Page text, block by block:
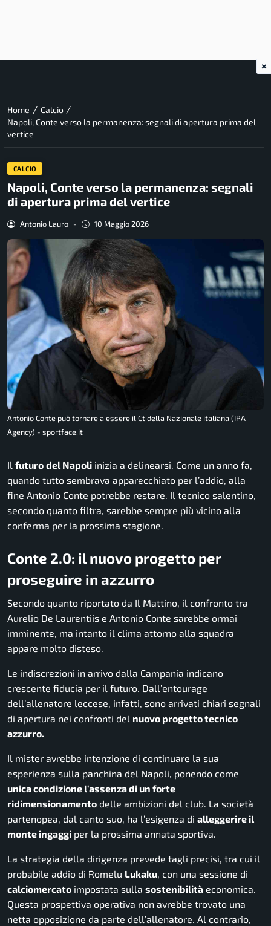
Home / Calcio /
Napoli, Conte verso la permanenza: segnali di apertura prima del
vertice
CALCIO
Napoli, Conte verso la permanenza: segnali
di apertura prima del vertice
Antonio Lauro - 10 Maggio 2026
Antonio Conte può tornare a essere il Ct della Nazionale italiana (IPA
Agency) - sportface.it
Il futuro del Napoli inizia a delinearsi. Come un anno fa,
quando tutto sembrava apparecchiato per l’addio, alla
fine Antonio Conte potrebbe restare. Il tecnico salentino,
secondo quanto filtra, sarebbe sempre più vicino alla
conferma per la prossima stagione.
Conte 2.0: il nuovo progetto per
proseguire in azzurro
Secondo quanto riportato da Il Mattino, il confronto tra
Aurelio De Laurentiis e Antonio Conte sarebbe ormai
imminente, ma intanto il clima attorno alla squadra
appare molto disteso.
Le indiscrezioni in arrivo dalla Campania indicano
crescente fiducia per il futuro. Dall’entourage
dell’allenatore leccese, infatti, sono arrivati chiari segnali
di apertura nei confronti del nuovo progetto tecnico
azzurro.
Il mister avrebbe intenzione di continuare la sua
esperienza sulla panchina del Napoli, ponendo come
unica condizione l’assenza di un forte
ridimensionamento delle ambizioni del club. La società
partenopea, dal canto suo, ha l’esigenza di alleggerire il
monte ingaggi per la prossima annata sportiva.
La strategia della dirigenza prevede tagli precisi, tra cui il
probabile addio di Romelu Lukaku, con una sessione di
calciomercato impostata sulla sostenibilità economica.
Questa prospettiva operativa non avrebbe trovato una
netta opposizione da parte dell’allenatore. Al contrario,
×